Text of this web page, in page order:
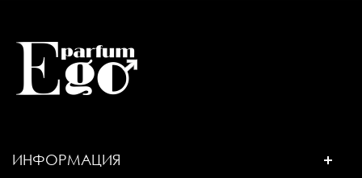
ИНФОРМАЦИЯ